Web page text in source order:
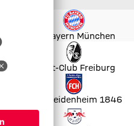
FC Bayern München
Sport-Club Freiburg
1. FC Heidenheim 1846